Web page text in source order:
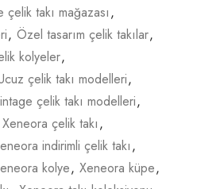
çelik takı mağazası,
, Özel tasarım çelik takılar,
kolyeler,
çelik takı modelleri,
çelik takı modelleri,
Xeneora çelik takı,
indirimli çelik takı,
kolye, Xeneora küpe,